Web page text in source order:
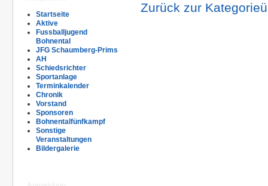
Startseite
Aktive
Fussballjugend
Bohnental
JFG Schaumberg-Prims
AH
Schiedsrichter
Sportanlage
Terminkalender
Chronik
Vorstand
Sponsoren
Bohnentalfünfkampf
Sonstige
Veranstaltungen
Bildergalerie
Zurück zur